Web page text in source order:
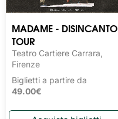
MADAME - DISINCANTO
TOUR
Teatro Cartiere Carrara,
Firenze
Biglietti a partire da
49.00€